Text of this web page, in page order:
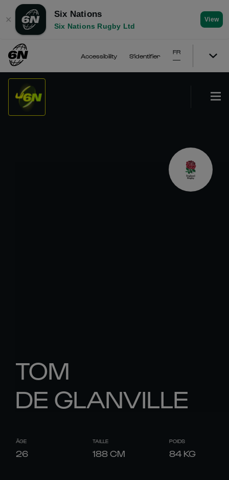
✕
Six Nations
Six Nations Rugby Ltd
View
Accessibility S'identifier
FR
TOM
DE GLANVILLE
ÂGE
26
TAILLE
188CM
POIDS
84 KG